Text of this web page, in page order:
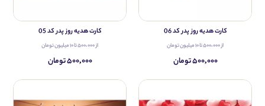
کارت هدیه روز پدر کد 06
از ۵۰۰،۰۰۰ تا ۱۰ میلیون تومان
۵۰۰,۰۰۰ تومان
کارت هدیه روز پدر کد 05
از ۵۰۰،۰۰۰ تا ۱۰ میلیون تومان
۵۰۰,۰۰۰ تومان